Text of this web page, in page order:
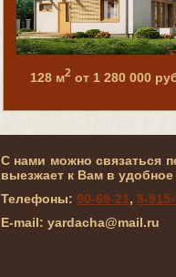
128 м2от 1 280 000
С нами можно связаться
выезжает к Вам в
Телефоны: 90-69-21, 8-
E-mail: yardacha@mail.ru